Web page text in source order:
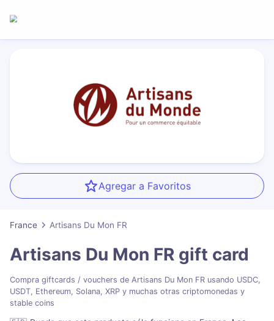
Agregar a Favoritos
France Artisans Du Mon FR
Artisans Du Mon FR gift card
Compra giftcards / vouchers de Artisans Du Mon FR usando USDC,
USDT, Ethereum, Solana, XRP y muchas otras criptomonedas y
stable coins